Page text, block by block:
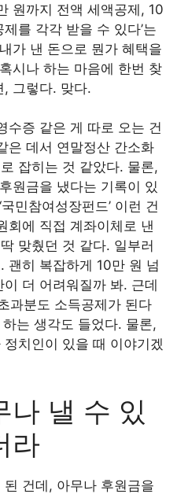
원까지 전액 세액공제, 10
를 각각 받을 수 있다’는
가 낸 돈으로 뭔가 혜택을
시나 하는 마음에 한번 찾
, 그렇다. 맞다.
수증 같은 게 따로 오는 건
은 데서 연말정산 간소화
잡히는 것 같았다. 물론,
원금을 냈다는 기록이 있
민참여성장펀드’ 이런 건
회에 직접 계좌이체로 낸
맞췄던 것 같다. 일부러
괜히 복잡하게 10만 원 넘
더 어려워질까 봐. 근데
과분도 소득공제가 된다
는 생각도 들었다. 물론,
치인이 있을 때 이야기겠
나 낼 수 있
라
건데, 아무나 후원금을